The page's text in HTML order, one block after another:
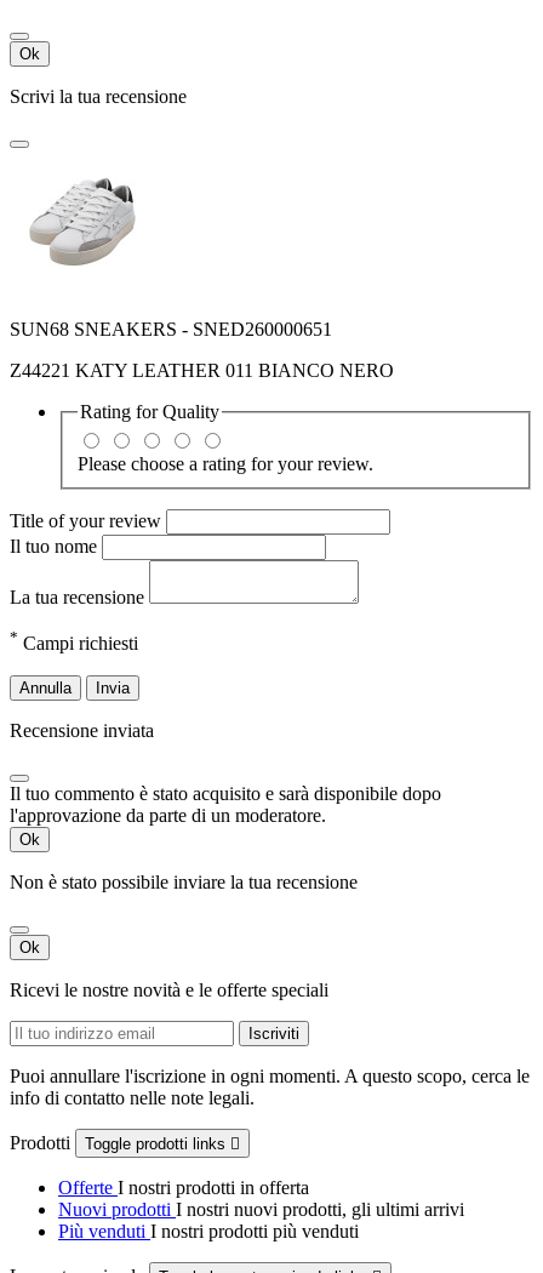
Ok
Scrivi la tua recensione
SUN68 SNEAKERS - SNED260000651
Z44221 KATY LEATHER 011 BIANCO NERO
Rating forQuality
Please choose a rating for your review.
Title of your review
Il tuo nome
La tua recensione
* Campi richiesti
Annulla Invia
Recensione inviata
Il tuo commento è stato acquisito e sarà disponibile dopo
l'approvazione da parte di un moderatore.
Ok
Non è stato possibile inviare la tua recensione
Ok
Ricevi le nostre novità e le offerte speciali
Puoi annullare l'iscrizione in ogni momenti. A questo scopo, cerca le
info di contatto nelle note legali.
Prodotti Toggle prodotti links 
Offerte I nostri prodotti in offerta
Nuovi prodotti I nostri nuovi prodotti, gli ultimi arrivi
Più venduti I nostri prodotti più venduti